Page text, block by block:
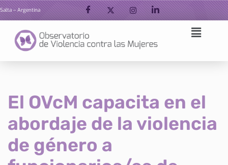
contenido
Salta – Argentina
El OVcM capacita en el
abordaje de la violencia
de género a